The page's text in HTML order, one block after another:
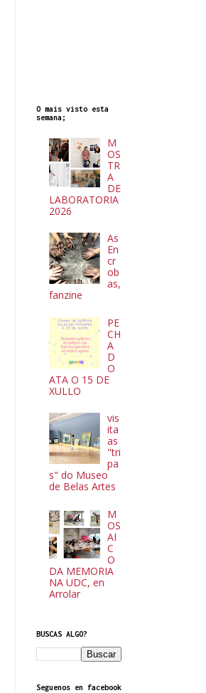
O mais visto esta
semana;
M
OS
TR
A
DE
LABORATORIA
2026
As
En
cr
ob
as,
fanzine
PE
CH
A
D
O
ATA O 15 DE
XULLO
vis
ita
as
"tri
pa
s" do Museo
de Belas Artes
M
OS
AI
C
O
DA MEMORIA
NA UDC, en
Arrolar
BUSCAS ALGO?
Seguenos en facebook